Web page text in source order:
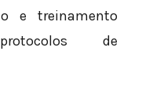
e treinamento
de